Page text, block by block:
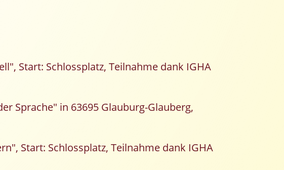
Start: Schlossplatz, Teilnahme dank IGHA
Sprache" in 63695 Glauburg-Glauberg,
Start: Schlossplatz, Teilnahme dank IGHA